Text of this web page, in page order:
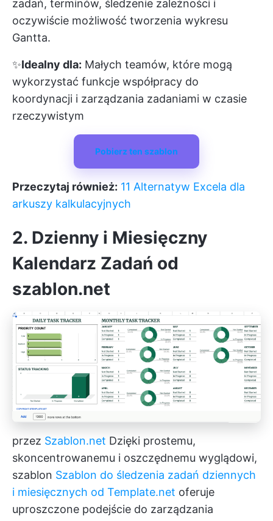
zadań, terminów, śledzenie zależności i
oczywiście możliwość tworzenia wykresu
Gantta.
✨Idealny dla: Małych teamów, które mogą
wykorzystać funkcje współpracy do
koordynacji i zarządzania zadaniami w czasie
rzeczywistym
Pobierz ten szablon
Przeczytaj również: 11 Alternatyw Excela dla
arkuszy kalkulacyjnych
2. Dzienny i Miesięczny
Kalendarz Zadań od
szablon.net
przez Szablon.net Dzięki prostemu,
skoncentrowanemu i oszczędnemu wyglądowi,
szablon Szablon do śledzenia zadań dziennych
i miesięcznych od Template.net oferuje
uproszczone podejście do zarządzania